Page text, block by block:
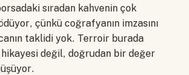
sıradan kahvenin çok
çünkü coğrafyanın imzasını
taklidi yok. Terroir burada
değil, doğrudan bir değer